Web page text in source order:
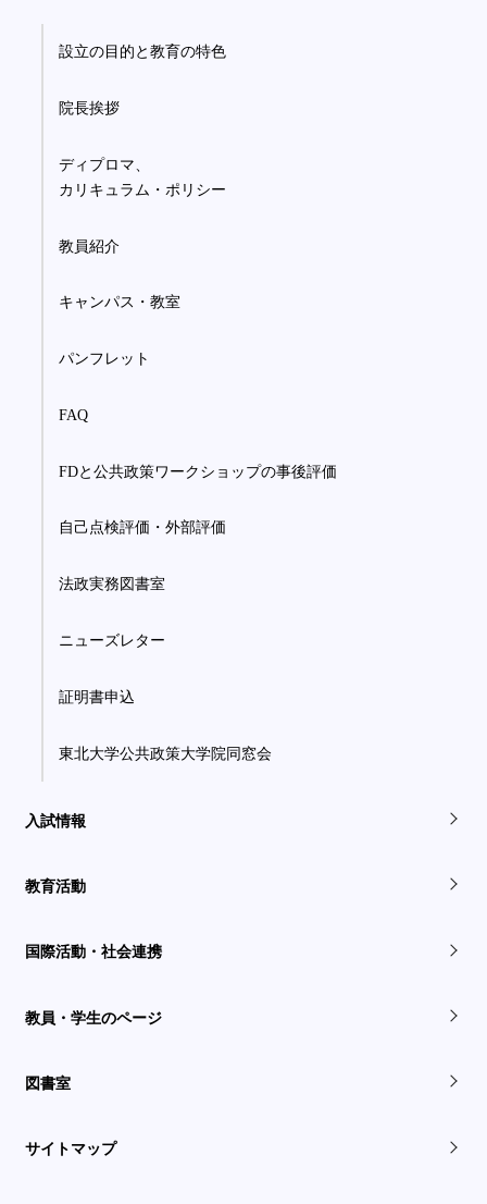
設立の目的と教育の特色
院長挨拶
ディプロマ、
カリキュラム・ポリシー
教員紹介
キャンパス・教室
パンフレット
FAQ
FDと公共政策ワークショップの事後評価
自己点検評価・外部評価
法政実務図書室
ニューズレター
証明書申込
東北大学公共政策大学院同窓会
入試情報
教育活動
国際活動・社会連携
教員・学生のページ
図書室
サイトマップ